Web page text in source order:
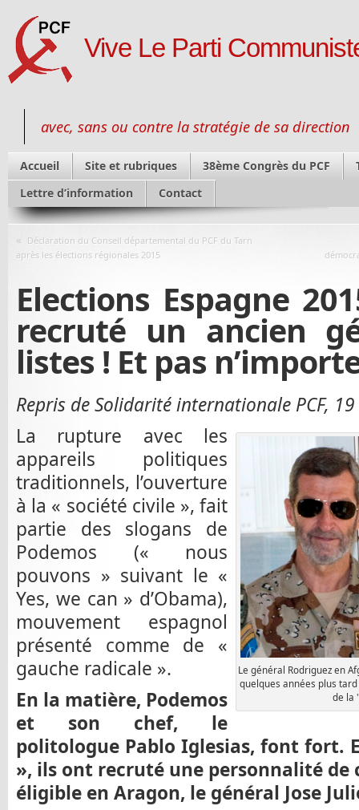
Vive Le Parti
avec, sans ou contre la stratégie de sa direction
Accueil Site et rubriques 38ème Congrès du PCF
Lettre d’information
Contact
« Déclaration du Conseil départemental du PCF du Tarn
après les élections régionales 2015
Elections Espagne
recruté un ancien
listes ! Et pas
Repris de Solidarité internationale PCF,
Le général Rodriguez en
quelques années plus
de la
La rupture avec les
appareils politiques
traditionnels, l’ouverture
à la « société civile », fait
partie des slogans de
Podemos (« nous
pouvons » suivant le «
Yes, we can » d’Obama),
mouvement espagnol
présenté comme de «
gauche radicale ».
En la matière, Podemos
et son chef, le
politologue Pablo Iglesias, font fort.
», ils ont recruté une personnalité de
éligible en Aragon, le général Jose